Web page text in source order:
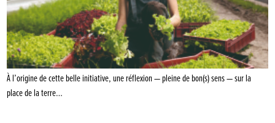
À l’origine de cette belle initiative, une réflexion — pleine de bon(s) sens — sur la
place de la terre…